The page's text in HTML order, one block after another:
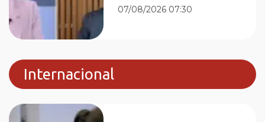
07/08/2026 07:30
Internacional